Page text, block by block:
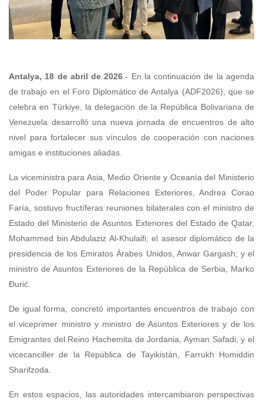
Antalya, 18 de abril de 2026 .- En la continuación de la agenda
de trabajo en el Foro Diplomático de Antalya (ADF2026), que se
celebra en Türkiye, la delegación de la República Bolivariana de
Venezuela desarrolló una nueva jornada de encuentros de alto
nivel para fortalecer sus vínculos de cooperación con naciones
amigas e instituciones aliadas.
La viceministra para Asia, Medio Oriente y Oceanía del Ministerio
del Poder Popular para Relaciones Exteriores, Andrea Corao
Faría, sostuvo fructíferas reuniones bilaterales con el ministro de
Estado del Ministerio de Asuntos Exteriores del Estado de Qatar,
Mohammed bin Abdulaziz Al-Khulaifi; el asesor diplomático de la
presidencia de los Emiratos Árabes Unidos, Anwar Gargash; y el
ministro de Asuntos Exteriores de la República de Serbia, Marko
Đurić.
De igual forma, concretó importantes encuentros de trabajo con
el viceprimer ministro y ministro de Asuntos Exteriores y de los
Emigrantes del Reino Hachemita de Jordania, Ayman Safadi, y el
vicecanciller de la República de Tayikistán, Farrukh Homiddin
Sharifzoda.
En estos espacios, las autoridades intercambiaron perspectivas